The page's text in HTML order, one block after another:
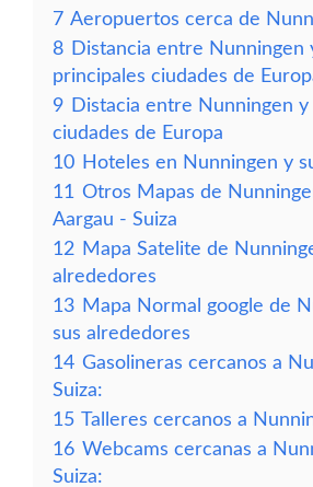
7 Aeropuertos cerca de
8 Distancia entre Nunningen
principales ciudades de
9 Distacia entre Nunningen y
ciudades de Europa
10 Hoteles en Nunningen y
11 Otros Mapas de
Aargau - Suiza
12 Mapa Satelite de
alrededores
13 Mapa Normal google de
sus alrededores
14 Gasolineras cercanos a
Suiza:
15 Talleres cercanos a
16 Webcams cercanas a
Suiza: